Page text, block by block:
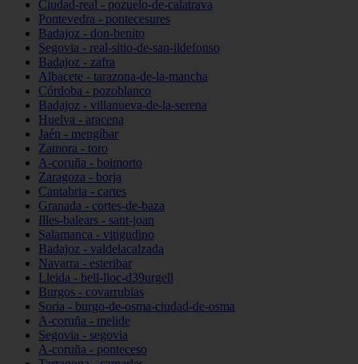
Ciudad-real - pozuelo-de-calatrava
Pontevedra - pontecesures
Badajoz - don-benito
Segovia - real-sitio-de-san-ildefonso
Badajoz - zafra
Albacete - tarazona-de-la-mancha
Córdoba - pozoblanco
Badajoz - villanueva-de-la-serena
Huelva - aracena
Jaén - mengíbar
Zamora - toro
A-coruña - boimorto
Zaragoza - borja
Cantabria - cartes
Granada - cortes-de-baza
Illes-balears - sant-joan
Salamanca - vitigudino
Badajoz - valdelacalzada
Navarra - esteribar
Lleida - bell-lloc-d39urgell
Burgos - covarrubias
Soria - burgo-de-osma-ciudad-de-osma
A-coruña - melide
Segovia - segovia
A-coruña - ponteceso